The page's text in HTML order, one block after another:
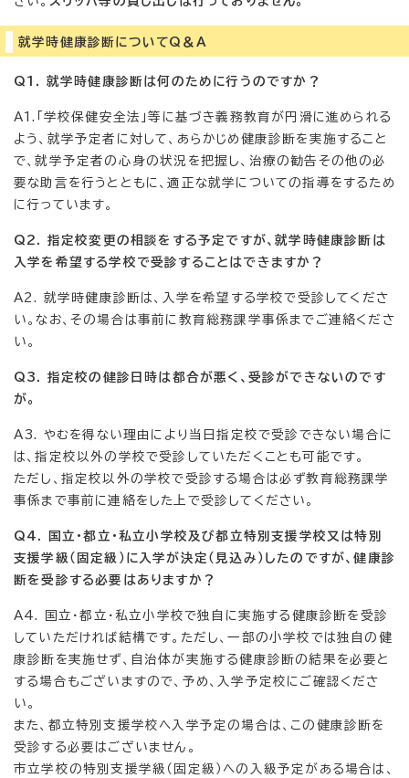
就学時健康診断についてQ＆A
Q1. 就学時健康診断は何のために行うのですか？
A1.「学校保健安全法」等に基づき義務教育が円滑に進められる
よう、就学予定者に対して、あらかじめ健康診断を実施すること
で、就学予定者の心身の状況を把握し、治療の勧告その他の必
要な助言を行うとともに、適正な就学についての指導をするため
に行っています。
Q2. 指定校変更の相談をする予定ですが、就学時健康診断は
入学を希望する学校で受診することはできますか？
A2. 就学時健康診断は、入学を希望する学校で受診してくださ
い。なお、その場合は事前に教育総務課学事係までご連絡くださ
い。
Q3. 指定校の健診日時は都合が悪く、受診ができないのです
が。
A3. やむを得ない理由により当日指定校で受診できない場合に
は、指定校以外の学校で受診していただくことも可能です。
ただし、指定校以外の学校で受診する場合は必ず教育総務課学
事係まで事前に連絡をした上で受診してください。
Q4. 国立・都立・私立小学校及び都立特別支援学校又は特別
支援学級（固定級）に入学が決定（見込み）したのですが、健康診
断を受診する必要はありますか？
A4. 国立・都立・私立小学校で独自に実施する健康診断を受診
していただければ結構です。ただし、一部の小学校では独自の健
康診断を実施せず、自治体が実施する健康診断の結果を必要と
する場合もございますので、予め、入学予定校にご確認くださ
い
また、都立特別支援学校へ入学予定の場合は、この健康診断を
受診する必要はございません。
市立学校の特別支援学級（固定級）への入級予定がある場合は、